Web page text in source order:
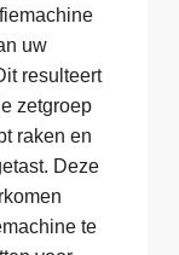
uw
resulteert
zetgroep
raken en
Deze
te